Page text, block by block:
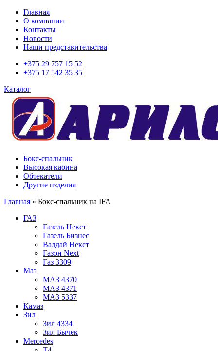
Главная
О компании
Контакты
Новости
Наши представительства
+375 29 757 15 52
+375 17 542 35 35
Каталог
Бокс-спальник
Высокая кабина
Обтекатели
Другие изделия
Главная » Бокс-спальник на IFA
ГАЗ
Газель Некст
Газель Бизнес
Валдай Некст
Газон Next
Газ 3309
Маз
МАЗ 4370
МАЗ 4371
МАЗ 5337
Камаз
Зил
Зил 4334
Зил Бычек
Mercedes